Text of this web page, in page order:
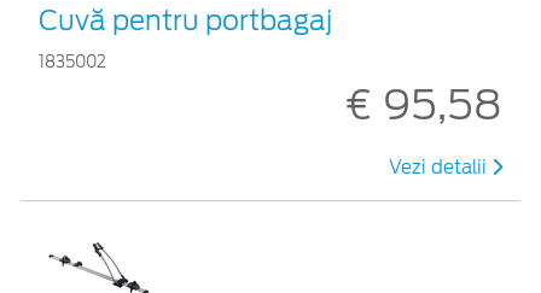
Cuvă pentru portbagaj
1835002
€ 95,58
Vezi detalii